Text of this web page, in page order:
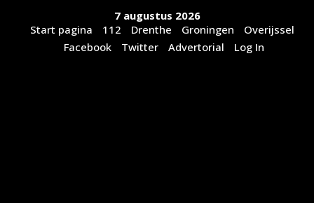
7 augustus 2026
Start pagina
112 Drenthe Groningen
Overijssel
Facebook
Twitter Advertorial Log In